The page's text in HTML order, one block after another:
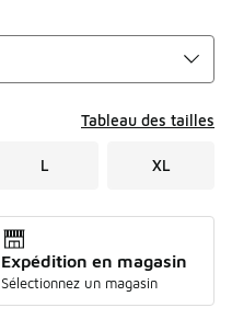
Tableau des tailles
L XL
Expédition en magasin
Sélectionnez un magasin